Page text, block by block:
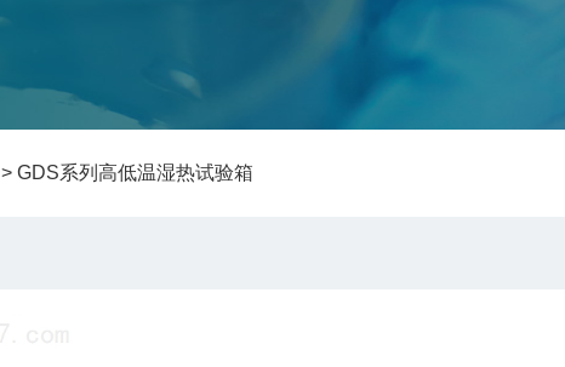
> GDS系列高低温湿热试验箱